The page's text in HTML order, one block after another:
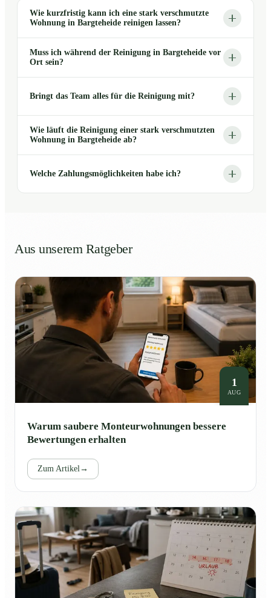
Wie kurzfristig kann ich eine stark verschmutzte
Wohnung in Bargteheide reinigen lassen?
Muss ich während der Reinigung in Bargteheide vor
Ort sein?
Bringt das Team alles für die Reinigung mit?
Wie läuft die Reinigung einer stark verschmutzten
Wohnung in Bargteheide ab?
Welche Zahlungsmöglichkeiten habe ich?
Aus unserem Ratgeber
1
AUG
Warum saubere Monteurwohnungen bessere
Bewertungen erhalten
Zum Artikel→